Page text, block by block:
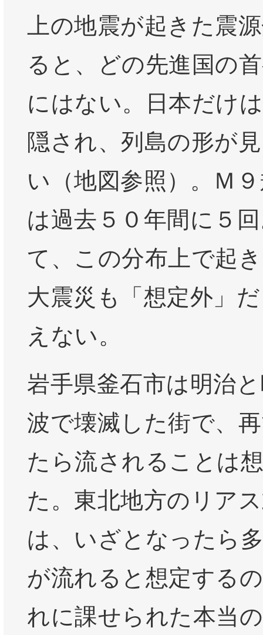
上の地震が起きた震
ると、どの先進国の
にはない。日本だけ
隠され、列島の形が
い（地図参照）。Ｍ
は過去５０年間に５
て、この分布上で起
大震災も「想定外」
えない。
岩手県釜石市は明治
波で壊滅した街で、
たら流されることは
た。東北地方のリア
は、いざとなったら
が流れると想定する
れに課せられた本当